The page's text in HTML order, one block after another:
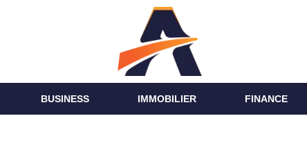
BUSINESS IMMOBILIER FINANCE